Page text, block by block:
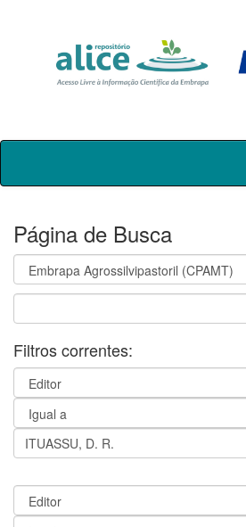
Skip
Página de Busca
Filtros correntes: